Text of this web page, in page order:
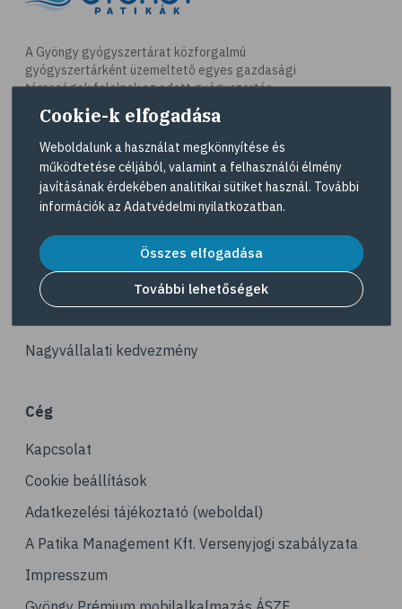
# étkezési napló
# hal
# egészséges táplálkozás
# omega-3
# A-vitamin
# ásványi anyagok
# ízületi fájdalom
# ízületek
# csontok
# porckopás
# csonttörés
# mozgásszervi problémák
# köszvény
# ínhüvelygyulladás
# tél
A Gyöngy gyógyszertárat közforgalmú
gyógyszertárként üzemeltető egyes gazdasági
társaságok felelnek az adott gyógyszertár
működésért. A Gyöngy gyógyszertárak listáját és
elérhetőségeit a Gyógyszertár kereső
tekintheti meg.
Navigáció
Dermokozmetikumok
Gyöngy Patika Magazin
Nagyvállalati kedvezmény
Cég
Kapcsolat
Cookie beállítások
Adatkezelési tájékoztató (weboldal)
A Patika Management Kft. Versenyjogi szabályzata
Impresszum
Cookie-k elfogadása
Weboldalunk a használat megkönnyítése és
működtetése céljából, valamint a felhasználói élmény
javításának érdekében analitikai sütiket használ. További
információk az Adatvédelmi nyilatkozatban.
Összes elfogadása
További lehetőségek